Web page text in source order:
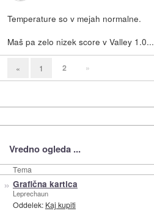
Temperature so v mejah normalne.
Maš pa zelo nizek score v Valley 1.0...
« 1 2 »
Vredno ogleda ...
Tema
» Grafična kartica
Leprechaun
Oddelek: Kaj kupiti